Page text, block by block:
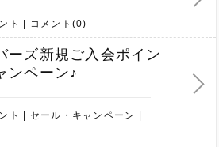
ト コメント(0)
ーズ新規ご入会ポイン
ンペーン♪
ト
セール・キャンペーン